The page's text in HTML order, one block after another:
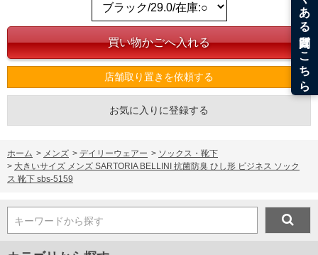
備考欄に股下●cmとご記入下さい。（裾上げ無料対象商品は1本につき税込6,000円以
出荷まで約1週間～20日間程お時間を頂く場合がございます。
尚、裾上げした商品は返品・交換不可となりますので、予めご了承下さい。
一部、お直しに対応出来ない商品がございます。(例：裾にファスナーや調節ひもが付
いている、極端なデザインが施されている等)
※商品によって若干のサイズの誤差がございます。また、お客様がご使用の環境（コ
ンピュータ画面）によって、商品の色味が若干異なる場合がございます。予めご了承
※当店での掲載商品は、実店鋪と在庫を共用しておりますので店頭での売り違い、店
舗からのお取り寄せ等により、お客様にご迷惑をお掛けしてしまう場合がございま
連絡させて頂きますので予めご了承ください。
ITEM INTRODUCTION
店舗取り置きを依頼する
お気に入りに登録する
ホーム > メンズ > デイリーウェアー > ソックス・靴下
> 大きいサイズ メンズ SARTORIA BELLINI 抗菌防臭 ひし形 ビジネス ソック
ス 靴下 sbs-5159
キーワードから探す